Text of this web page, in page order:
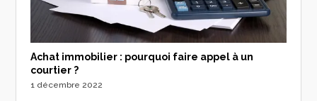
Achat immobilier : pourquoi faire appel à un
courtier ?
1 décembre 2022